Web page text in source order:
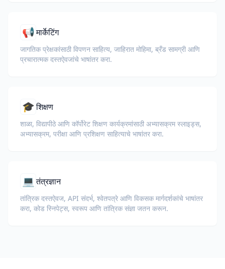
📢मार्केटिंग
जागतिक प्रेक्षकांसाठी विपणन साहित्य, जाहिरात मोहिमा, ब्रँड सामग्री आणि
प्रचारात्मक दस्तऐवजांचे भाषांतर करा.
🎓शिक्षण
शाळा, विद्यापीठे आणि कॉर्पोरेट शिक्षण कार्यक्रमांसाठी अभ्यासक्रम स्लाइड्स,
अभ्यासक्रम, परीक्षा आणि प्रशिक्षण साहित्याचे भाषांतर करा.
💻 तंत्रज्ञान
तांत्रिक दस्तऐवज, API संदर्भ, श्वेतपत्रे आणि विकसक मार्गदर्शकांचे भाषांतर
करा, कोड स्निपेट्स, स्वरूप आणि तांत्रिक संज्ञा जतन करून.